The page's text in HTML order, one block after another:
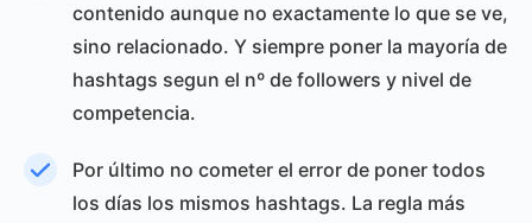
contenido aunque no exactamente lo que se ve,
sino relacionado. Y siempre poner la mayoría de
hashtags segun el nº de followers y nivel de
competencia.
Por último no cometer el error de poner todos
los días los mismos hashtags. La regla más